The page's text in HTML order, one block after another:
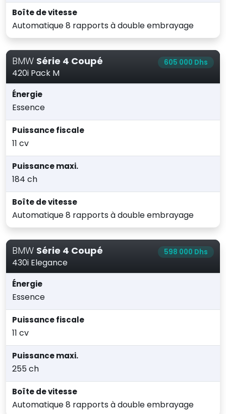
Boîte de vitesse
Automatique 8 rapports à double embrayage
BMW Série 4 Coupé
420i Pack M
605 000 Dhs
Énergie
Essence
Puissance fiscale
11 cv
Puissance maxi.
184 ch
Boîte de vitesse
Automatique 8 rapports à double embrayage
BMW Série 4 Coupé
430i Elegance
598 000 Dhs
Énergie
Essence
Puissance fiscale
11 cv
Puissance maxi.
255 ch
Boîte de vitesse
Automatique 8 rapports à double embrayage